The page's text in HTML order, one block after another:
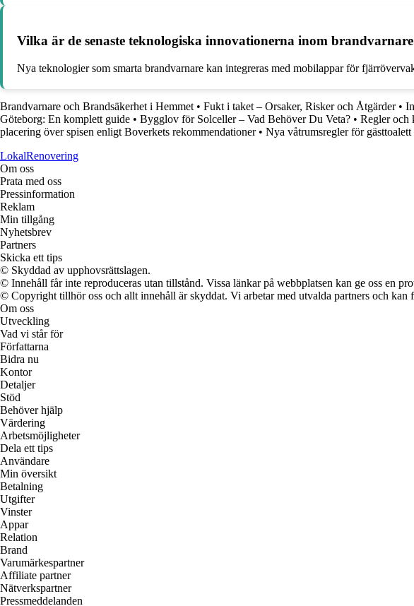
Vilka är de senaste teknologiska innovationerna inom
Nya teknologier som smarta brandvarnare kan integreras med mobilappar för
Brandvarnare och Brandsäkerhet i Hemmet • Fukt i taket – Orsaker, Risker och Åtgärder•
Göteborg: En komplett guide • Bygglov för Solceller – Vad Behöver Du Veta? • Regler och
placering över spisen enligt Boverkets rekommendationer• Nya våtrumsregler för
LokalRenovering
Om oss
Prata med oss
Pressinformation
Reklam
Min tillgång
Nyhetsbrev
Partners
Skicka ett tips
© Skyddad av upphovsrättslagen.
© Innehåll får inte reproduceras utan tillstånd. Vissa länkar på webbplatsen kan ge oss en
© Copyright tillhör oss och allt innehåll är skyddat. Vi arbetar med utvalda partners och
Om oss
Utveckling
Vad vi står för
Författarna
Bidra nu
Kontor
Detaljer
Stöd
Behöver hjälp
Värdering
Arbetsmöjligheter
Dela ett tips
Användare
Min översikt
Betalning
Utgifter
Vinster
Appar
Relation
Brand
Varumärkespartner
Affiliate partner
Nätverkspartner
Pressmeddelanden